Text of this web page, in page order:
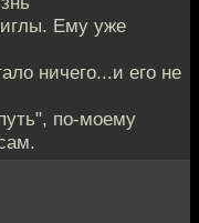
иглы. Ему уже
ничего...и его не
по-моему